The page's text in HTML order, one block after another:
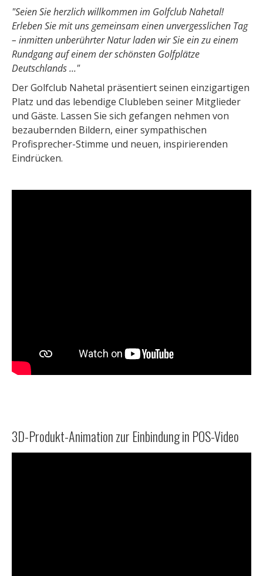
"Seien Sie herzlich willkommen im Golfclub Nahetal!
Erleben Sie mit uns gemeinsam einen unvergesslichen Tag
– inmitten unberührter Natur laden wir Sie ein zu einem
Rundgang auf einem der schönsten Golfplätze
Deutschlands ..."
Der Golfclub Nahetal präsentiert seinen einzigartigen
Platz und das lebendige Clubleben seiner Mitglieder
und Gäste. Lassen Sie sich gefangen nehmen von
bezaubernden Bildern, einer sympathischen
Profisprecher-Stimme und neuen, inspirierenden
Eindrücken.
3D-Produkt-Animation zur Einbindung in POS-Video